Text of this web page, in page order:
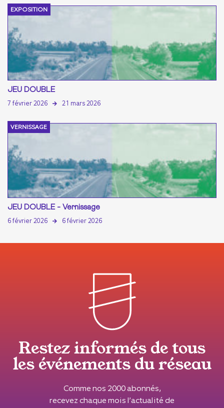
EXPOSITION
JEU DOUBLE
7 février 2026 21 mars 2026
VERNISSAGE
JEU DOUBLE - Vernissage
6 février 2026 6 février 2026
Restez informés de tous
les événements du réseau
Comme nos 2000 abonnés,
recevez chaque mois l’actualité de